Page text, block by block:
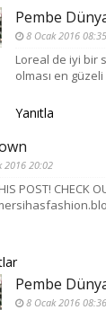
Pembe
8 Ocak 2016 08:35
Loreal de iyi bir
olması en
Yanıtla
2016 20:02
POST! CHECK
Pembe
8 Ocak 2016 08:36